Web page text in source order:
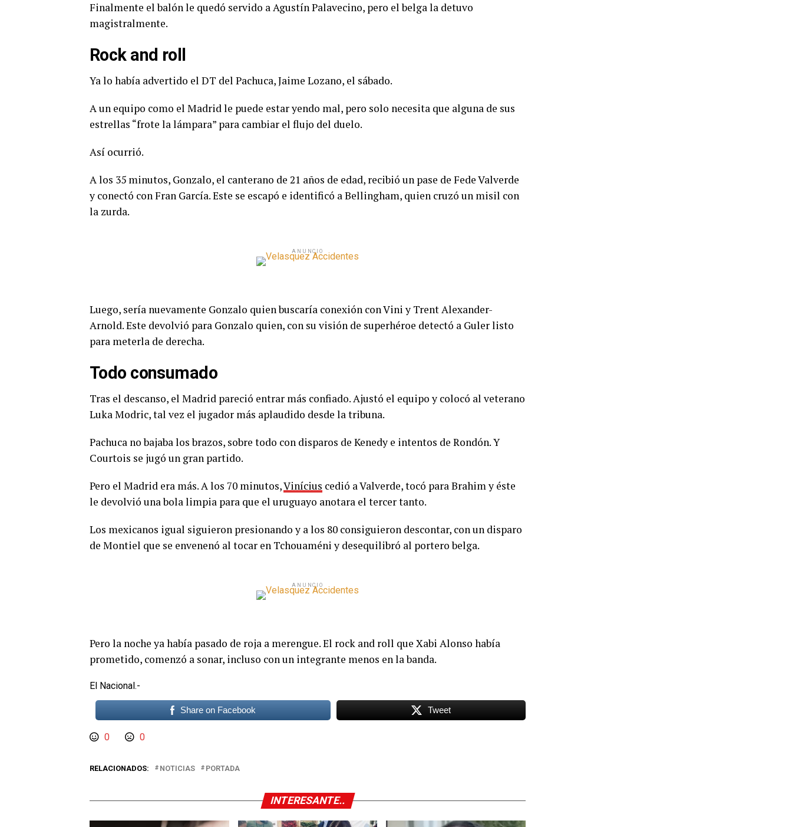
Finalmente el balón le quedó servido a Agustín Palavecino, pero el belga la detuvo
magistralmente.
Rock and roll
Ya lo había advertido el DT del Pachuca, Jaime Lozano, el sábado.
A un equipo como el Madrid le puede estar yendo mal, pero solo necesita que alguna de sus
estrellas “frote la lámpara” para cambiar el flujo del duelo.
Así ocurrió.
A los 35 minutos, Gonzalo, el canterano de 21 años de edad, recibió un pase de Fede Valverde
y conectó con Fran García. Este se escapó e identificó a Bellingham, quien cruzó un misil con
la zurda.
ANUNCIO
Luego, sería nuevamente Gonzalo quien buscaría conexión con Vini y Trent Alexander-
Arnold. Este devolvió para Gonzalo quien, con su visión de superhéroe detectó a Guler listo
para meterla de derecha.
Todo consumado
Tras el descanso, el Madrid pareció entrar más confiado. Ajustó el equipo y colocó al veterano
Luka Modric, tal vez el jugador más aplaudido desde la tribuna.
Pachuca no bajaba los brazos, sobre todo con disparos de Kenedy e intentos de Rondón. Y
Courtois se jugó un gran partido.
Pero el Madrid era más. A los 70 minutos,Vinícius cedió a Valverde, tocó para Brahim y éste
le devolvió una bola limpia para que el uruguayo anotara el tercer tanto.
Los mexicanos igual siguieron presionando y a los 80 consiguieron descontar, con un disparo
de Montiel que se envenenó al tocar en Tchouaméni y desequilibró al portero belga.
ANUNCIO
Pero la noche ya había pasado de roja a merengue. El rock and roll que Xabi Alonso había
prometido, comenzó a sonar, incluso con un integrante menos en la banda.
El Nacional.-
Share on Facebook Tweet
0 0
RELACIONADOS: NOTICIAS PORTADA
INTERESANTE..